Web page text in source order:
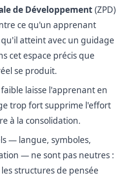
de Développement (ZPD)
ce qu'un apprenant
qu'il atteint avec un guidage
cet espace précis que
se produit.
laisse l'apprenant en
trop fort supprime l'effort
à la consolidation.
— langue, symboles,
— ne sont pas neutres :
structures de pensée